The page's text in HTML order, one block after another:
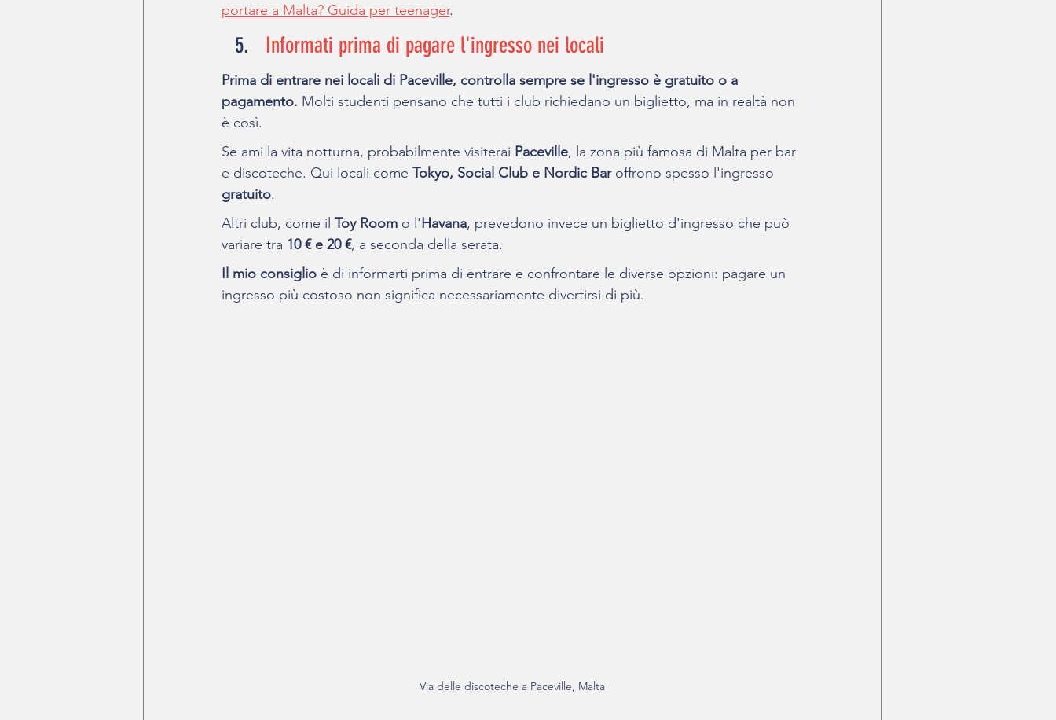
portare a Malta? Guida per teenager.
Informati prima di pagare l'ingresso nei locali
Prima di entrare nei locali di Paceville, controlla sempre se l'ingresso è gratuito o a
pagamento. Molti studenti pensano che tutti i club richiedano un biglietto, ma in realtà non
è così.
Se ami la vita notturna, probabilmente visiterai Paceville, la zona più famosa di Malta per bar
e discoteche. Qui locali come Tokyo, Social Club e Nordic Bar offrono spesso l'ingresso
gratuito.
Altri club, come il Toy Room o l'Havana, prevedono invece un biglietto d'ingresso che può
variare tra 10 € e 20 €, a seconda della serata.
Il mio consiglio è di informarti prima di entrare e confrontare le diverse opzioni: pagare un
ingresso più costoso non significa necessariamente divertirsi di più.
Via delle discoteche a Paceville, Malta